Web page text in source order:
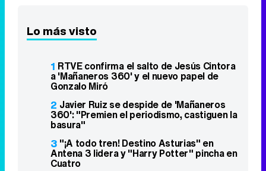
Lo más visto
1 RTVE confirma el salto de Jesús Cintora
a 'Mañaneros 360' y el nuevo papel de
Gonzalo Miró
2 Javier Ruiz se despide de 'Mañaneros
360': "Premien el periodismo, castiguen la
basura"
3 "¡A todo tren! Destino Asturias" en
Antena 3 lidera y "Harry Potter" pincha en
Cuatro